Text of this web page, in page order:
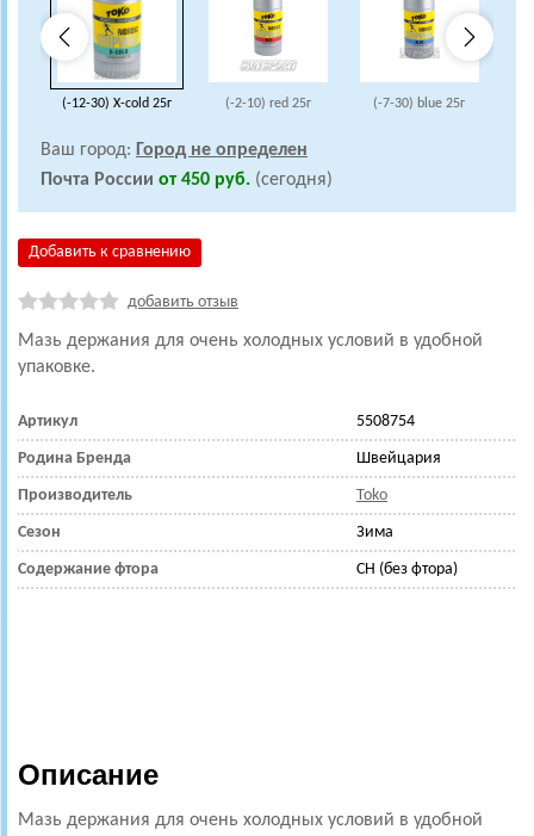
(-12-30) X-cold 25г (-2-10) red 25г (-7-30) blue 25г
Ваш город: Город не определен
Почта России от 450 руб. (сегодня)
Добавить к сравнению
добавить отзыв
Мазь держания для очень холодных условий в удобной
упаковке.
Артикул 5508754
Родина Бренда Швейцария
Производитель Toko
Сезон Зима
Содержание фтора CH (без фтора)
Описание
Мазь держания для очень холодных условий в удобной